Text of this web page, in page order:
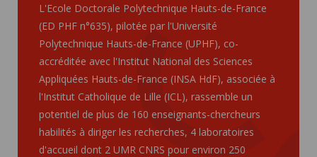
L'Ecole Doctorale Polytechnique Hauts-de-France
(ED PHF n°635), pilotée par l'Université
Polytechnique Hauts-de-France (UPHF), co-
accréditée avec l'Institut National des Sciences
Appliquées Hauts-de-France (INSA HdF), associée à
l'Institut Catholique de Lille (ICL), rassemble un
potentiel de plus de 160 enseignants-chercheurs
habilités à diriger les recherches, 4 laboratoires
d'accueil dont 2 UMR CNRS pour environ 250